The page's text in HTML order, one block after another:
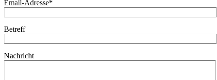
Email-Adresse*
Betreff
Nachricht